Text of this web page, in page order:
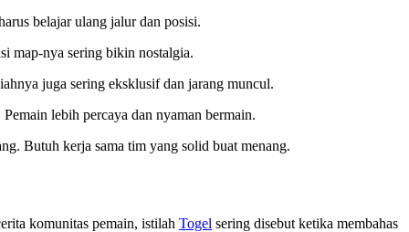
belajar ulang jalur dan posisi.
map-nya sering bikin nostalgia.
juga sering eksklusif dan jarang muncul.
lebih percaya dan nyaman bermain.
Butuh kerja sama tim yang solid buat menang.
komunitas pemain, istilah Togel sering disebut ketika membahas